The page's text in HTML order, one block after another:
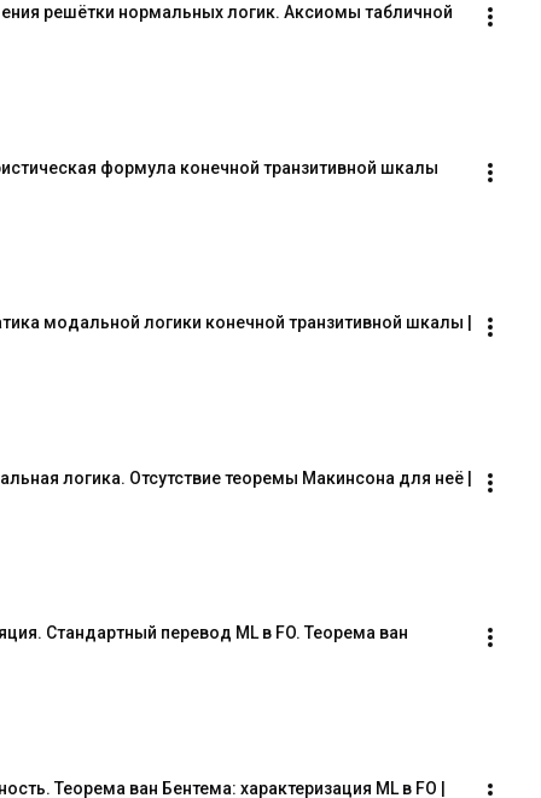
решётки нормальных логик. Аксиомы табличной
формула конечной транзитивной шкалы
модальной логики конечной транзитивной шкалы |
логика. Отсутствие теоремы Макинсона для неё |
Стандартный перевод ML в FO. Теорема ван
Теорема ван Бентема: характеризация ML в FO |